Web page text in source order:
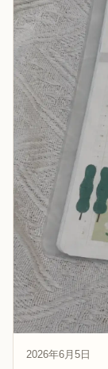
2026年6月5日